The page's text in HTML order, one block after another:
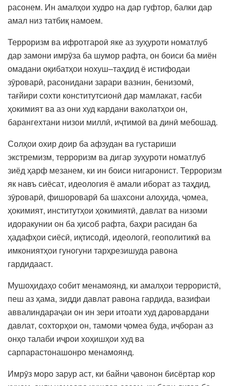
расонем. Ин амалҳои худро на дар гуфтор, балки дар
амал низ татбиқ намоем.
Терроризм ва ифротгароӣ яке аз зуҳуроти номатлуб
дар замони имрӯза ба шумор рафта, он боиси ба миён
омадани оқибатҳои нохуш–таҳдид ё истифодаи
зӯроварӣ, расонидани зарари вазнин, бенизомӣ,
тағйири сохти конститутсионӣ дар мамлакат, ғасби
ҳокимият ва аз они худ кардани ваколатҳои он,
барангехтани низои миллӣ, иҷтимоӣ ва динӣ мебошад.
Солҳои охир доир ба афзудан ва густариши
экстремизм, терроризм ва дигар зуҳуроти номатлуб
зиёд ҳарф мезанем, ки ин боиси нигаронист. Терроризм
як навъ сиёсат, идеология ё амали иборат аз таҳдид,
зӯроварӣ, фишороварӣ ба шахсони алоҳида, ҷомеа,
ҳокимият, институтҳои ҳокимиятӣ, давлат ва низоми
идоракунии он ба ҳисоб рафта, баҳри расидан ба
ҳадафҳои сиёсӣ, иқтисодӣ, идеологӣ, геополитикӣ ва
имкониятҳои гуногуни тарҳрезишуда равона
гардидааст.
Мушоҳидаҳо собит менамоянд, ки амалҳои террористӣ,
пеш аз ҳама, зидди давлат равона гардида, вазифаи
аввалиндараҷаи он ин зери итоати худ даровардани
давлат, сохторҳои он, тамоми ҷомеа буда, иҷборан аз
онҳо талаби иҷрои хоҳишҳои худ ва
сарпарастонашонро менамоянд.
Имрӯз моро зарур аст, ки байни ҷавонон бисёртар кор